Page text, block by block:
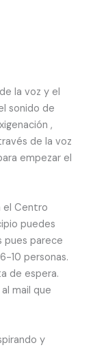
la voz y el
sonido de
,
de la voz
empezar el
el Centro
puedes
pues parece
10 personas.
de espera.
mail que
y